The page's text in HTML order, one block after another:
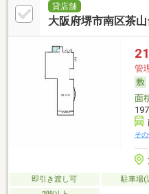
貸店舗
大阪府堺市南区茶
管
面
そ
即引き渡し可 駐車場(